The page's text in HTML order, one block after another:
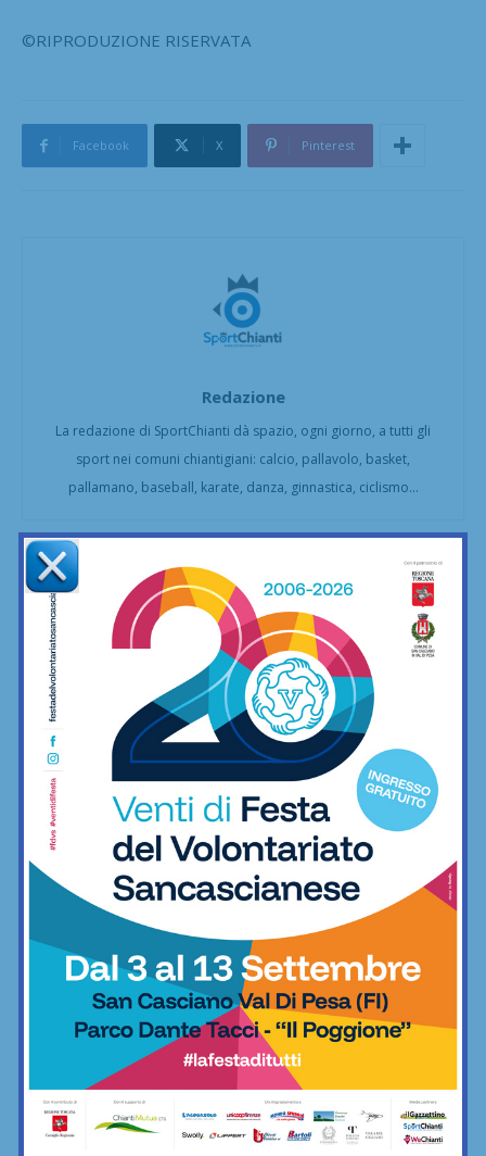
©RIPRODUZIONE RISERVATA
Facebook X Pinterest
Redazione
La redazione di SportChianti dà spazio, ogni giorno, a tutti gli
sport nei comuni chiantigiani: calcio, pallavolo, basket,
pallamano, baseball, karate, danza, ginnastica, ciclismo...
Articoli correlati
Equitazione
Anastasia Chechi, figlia di Jury,
convocata nella Nazionale Young
Riders agli Europei di equitazione
Fitness
SportLab21 non va in vacanza: palestra
aperta per tutto il mese di agosto
Champions Cup Fratres, ecco tutti i
premi individuali dell’edizione 2026. Fra
Palloni d’Oro e…
“Aqua Camp” alla Piscina del Chianti:
ultimi giorni di luglio poi… tutti pronti
per quelli di settembre!
Calcetto
Champions Cup Fratres, ecco le
nomination per eleggere i migliori
dell’edizione 2026